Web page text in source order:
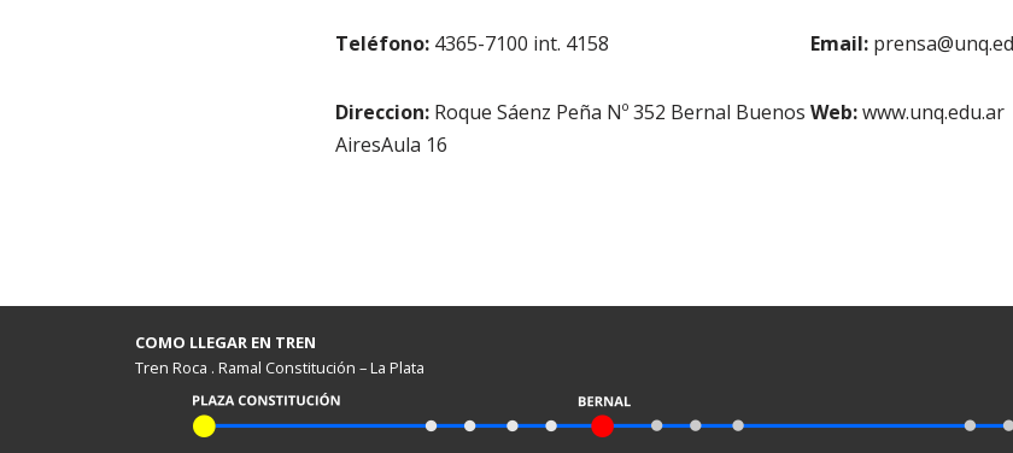
Teléfono: 4365-7100 int. 4158
Direccion: Roque Sáenz Peña Nº 352 Bernal Buenos
AiresAula 16
Email:
Web:www.unq.edu.ar
COMO LLEGAR EN TREN
Tren Roca . Ramal Constitución – La Plata